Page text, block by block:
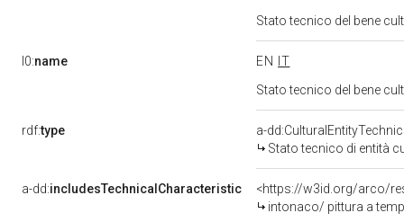
Stato tecnico del bene
l0:name EN
IT
Stato tecnico del bene
rdf:type
a-
Stato tecnico di entità
a-dd:includesTechnicalCharacteristic
<https://w3id.org/arco/
intonaco/ pittura a